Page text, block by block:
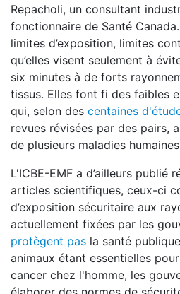
Repacholi, un consultant
fonctionnaire de Santé
limites d’exposition, limites
qu’elles visent seulement à
six minutes à de forts
tissus. Elles font fi des faibles
qui, selon des centaines
revues révisées par des pairs,
de plusieurs maladies
L'ICBE-EMF a d’ailleurs publié
articles scientifiques, ceux-ci
d’exposition sécuritaire aux
actuellement fixées par les
protègent pas la santé
animaux étant essentielles
cancer chez l'homme, les